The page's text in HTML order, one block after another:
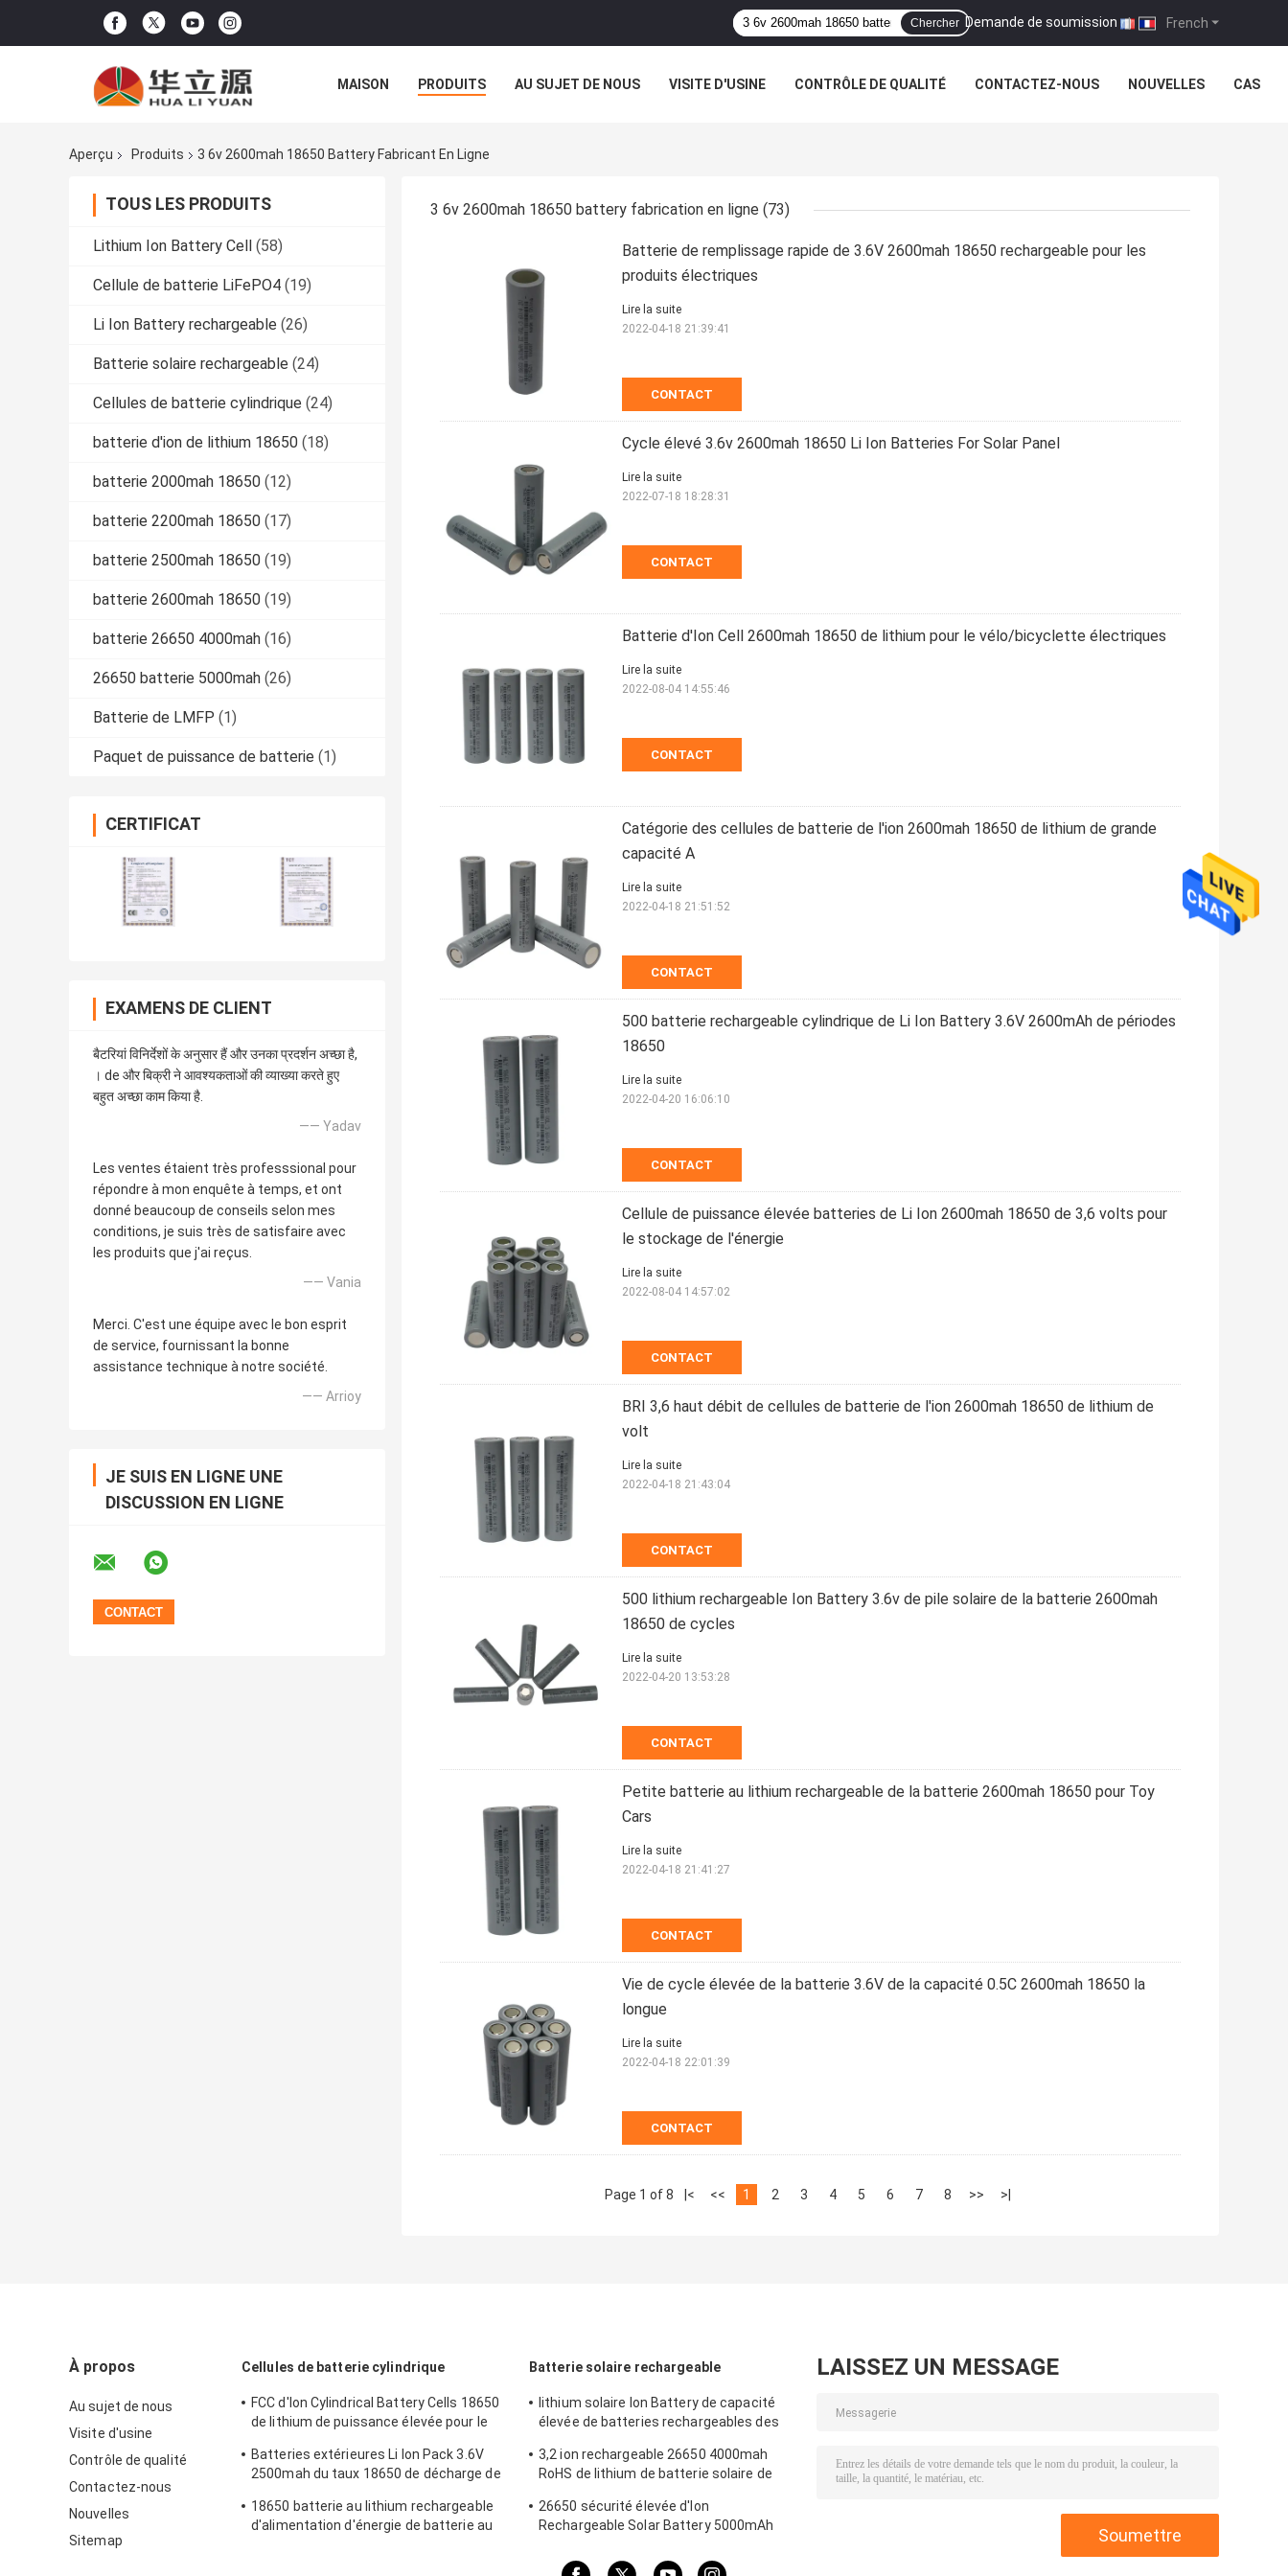
French
Demande de soumission |
Chercher
MAISON PRODUITS AU SUJET DE NOUS VISITE D'USINE CONTRÔLE DE QUALITÉ CONTACTEZ-NOUS NOUVELLES CAS
Aperçu Produits 3 6v 2600mah 18650 Battery Fabricant En Ligne
TOUS LES PRODUITS
Lithium Ion Battery Cell (58)
Cellule de batterie LiFePO4 (19)
Li Ion Battery rechargeable (26)
Batterie solaire rechargeable (24)
Cellules de batterie cylindrique (24)
batterie d'ion de lithium 18650 (18)
batterie 2000mah 18650 (12)
batterie 2200mah 18650 (17)
batterie 2500mah 18650 (19)
batterie 2600mah 18650 (19)
batterie 26650 4000mah (16)
26650 batterie 5000mah (26)
Batterie de LMFP (1)
Paquet de puissance de batterie (1)
CERTIFICAT
EXAMENS DE CLIENT
बैटरियां विनिर्देशों के अनुसार हैं और उनका प्रदर्शन अच्छा है,
। de और बिक्री ने आवश्यकताओं की व्याख्या करते हुए
बहुत अच्छा काम किया है.
—— Yadav
Les ventes étaient très professsional pour
répondre à mon enquête à temps, et ont
donné beaucoup de conseils selon mes
conditions, je suis très de satisfaire avec
les produits que j'ai reçus.
—— Vania
Merci. C'est une équipe avec le bon esprit
de service, fournissant la bonne
assistance technique à notre société.
—— Arrioy
JE SUIS EN LIGNE UNE
DISCUSSION EN LIGNE
3 6v 2600mah 18650 battery fabrication en ligne (73)
Batterie de remplissage rapide de 3.6V 2600mah 18650 rechargeable pour les
produits électriques
CONTACT
Lire la suite
2022-04-18 21:39:41
Cycle élevé 3.6v 2600mah 18650 Li Ion Batteries For Solar Panel
CONTACT
Lire la suite
2022-07-18 18:28:31
Batterie d'Ion Cell 2600mah 18650 de lithium pour le vélo/bicyclette électriques
CONTACT
Lire la suite
2022-08-04 14:55:46
Catégorie des cellules de batterie de l'ion 2600mah 18650 de lithium de grande
capacité A
CONTACT
Lire la suite
2022-04-18 21:51:52
500 batterie rechargeable cylindrique de Li Ion Battery 3.6V 2600mAh de périodes
18650
CONTACT
Lire la suite
2022-04-20 16:06:10
Cellule de puissance élevée batteries de Li Ion 2600mah 18650 de 3,6 volts pour
le stockage de l'énergie
CONTACT
Lire la suite
2022-08-04 14:57:02
BRI 3,6 haut débit de cellules de batterie de l'ion 2600mah 18650 de lithium de
volt
CONTACT
Lire la suite
2022-04-18 21:43:04
500 lithium rechargeable Ion Battery 3.6v de pile solaire de la batterie 2600mah
18650 de cycles
CONTACT
Lire la suite
2022-04-20 13:53:28
Petite batterie au lithium rechargeable de la batterie 2600mah 18650 pour Toy
Cars
CONTACT
Lire la suite
2022-04-18 21:41:27
Vie de cycle élevée de la batterie 3.6V de la capacité 0.5C 2600mah 18650 la
longue
CONTACT
Lire la suite
2022-04-18 22:01:39
Page 1 of 8 |< << 1 2 3 4 5 6 7 8 >> >|
À propos
Au sujet de nous
Visite d'usine
Contrôle de qualité
Contactez-nous
Nouvelles
Sitemap
Cellules de batterie cylindrique
FCC d'Ion Cylindrical Battery Cells 18650
de lithium de puissance élevée pour le
Batteries extérieures Li Ion Pack 3.6V
2500mah du taux 18650 de décharge de
18650 batterie au lithium rechargeable
d'alimentation d'énergie de batterie au
Batterie solaire rechargeable
lithium solaire Ion Battery de capacité
élevée de batteries rechargeables des
3,2 ion rechargeable 26650 4000mah
RoHS de lithium de batterie solaire de
26650 sécurité élevée d'Ion
Rechargeable Solar Battery 5000mAh
LAISSEZ UN MESSAGE